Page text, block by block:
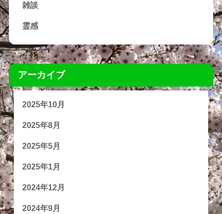
雑談
霊感
アーカイブ
2025年10月
2025年8月
2025年5月
2025年1月
2024年12月
2024年9月